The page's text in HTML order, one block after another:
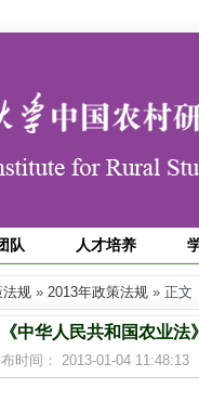
队 人才培养
法规 » 2013年政策法规 » 正文
中华人民共和国农业法
布时间： 2013-01-04